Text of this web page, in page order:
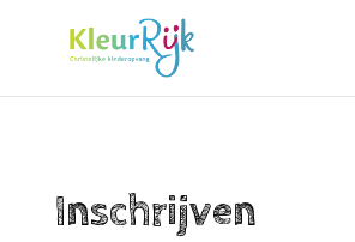
Inschrijven